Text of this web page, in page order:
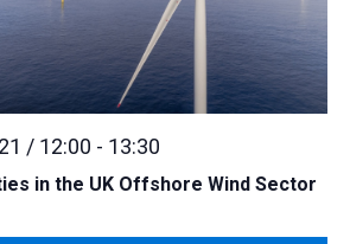
in the UK Offshore Wind Sector
/ 12:00 - 13:30